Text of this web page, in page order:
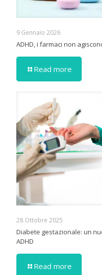
9 Gennaio 2026
ADHD, i farmaci non
Read more
28 Ottobre 2025
Diabete gestazionale: un
ADHD
Read more